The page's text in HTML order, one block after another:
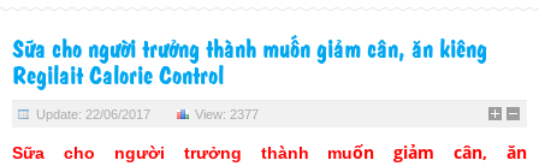
Sữa cho người trưởng thành muốn giảm cân, ăn kiêng
Regilait Calorie Control
Update: 22/06/2017 View: 2377
Sữa cho người trưởng thành muốn giảm cân, ăn